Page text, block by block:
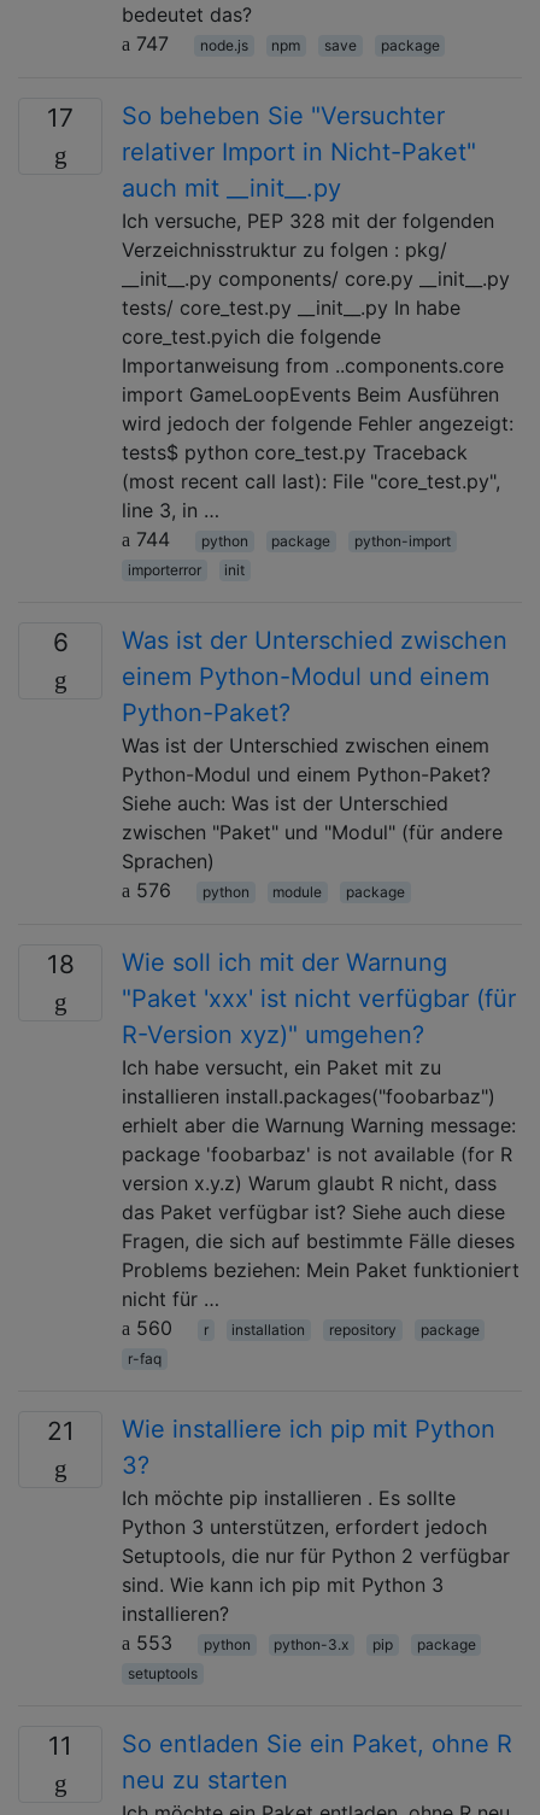
bedeutet das?
747
node.js npm save package
17
So beheben Sie "Versuchter
relativer Import in Nicht-Paket"
auch mit __init__.py
Ich versuche, PEP 328 mit der folgenden
Verzeichnisstruktur zu folgen : pkg/
__init__.py components/ core.py __init__.py
tests/ core_test.py __init__.py In habe
core_test.pyich die folgende
Importanweisung from ..components.core
import GameLoopEvents Beim Ausführen
wird jedoch der folgende Fehler angezeigt:
tests$ python core_test.py Traceback
(most recent call last): File "core_test.py",
line 3, in …
744
python package
python-import
importerror
init
6
Was ist der Unterschied zwischen
einem Python-Modul und einem
Python-Paket?
Was ist der Unterschied zwischen einem
Python-Modul und einem Python-Paket?
Siehe auch: Was ist der Unterschied
zwischen "Paket" und "Modul" (für andere
Sprachen)
576
python module package
18
Wie soll ich mit der Warnung
"Paket 'xxx' ist nicht verfügbar (für
R-Version xyz)" umgehen?
Ich habe versucht, ein Paket mit zu
installieren install.packages("foobarbaz")
erhielt aber die Warnung Warning message:
package 'foobarbaz' is not available (for R
version x.y.z) Warum glaubt R nicht, dass
das Paket verfügbar ist? Siehe auch diese
Fragen, die sich auf bestimmte Fälle dieses
Problems beziehen: Mein Paket funktioniert
nicht für …
560
r installation repository
package
r-faq
21
Wie installiere ich pip mit Python
3?
Ich möchte pip installieren . Es sollte
Python 3 unterstützen, erfordert jedoch
Setuptools, die nur für Python 2 verfügbar
sind. Wie kann ich pip mit Python 3
installieren?
553
python python-3.x pip
package
setuptools
11
So entladen Sie ein Paket, ohne R
neu zu starten